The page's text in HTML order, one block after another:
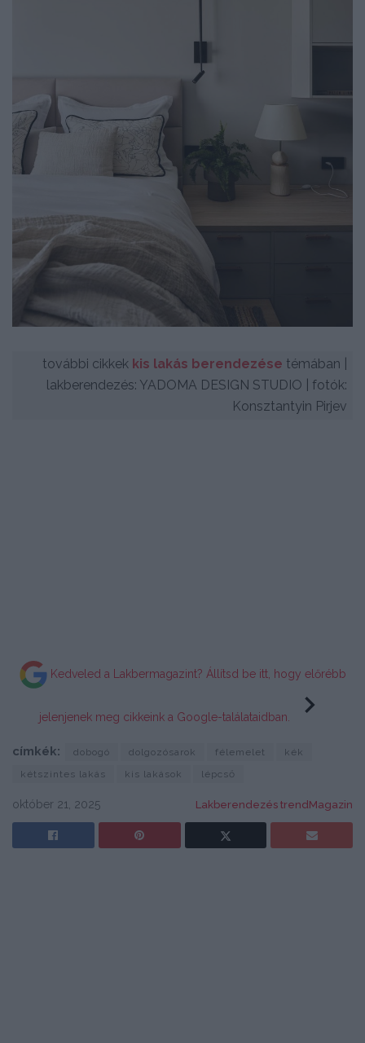
további cikkek kis lakás berendezése témában |
lakberendezés: YADOMA DESIGN STUDIO | fotók:
Konsztantyin Pirjev
Kedveled a Lakbermagazint? Állítsd be itt, hogy előrébb
jelenjenek meg cikkeink a Google-találataidban.
címkék: dobogó dolgozósarok félemelet
kék
kétszintes lakás
kis lakások lépcső
október 21, 2025 Lakberendezés trendMagazin